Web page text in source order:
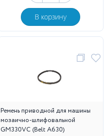
В корзину
Ремень приводной для машины
мозаично-шлифовальной
GM330VC (Belt A630)